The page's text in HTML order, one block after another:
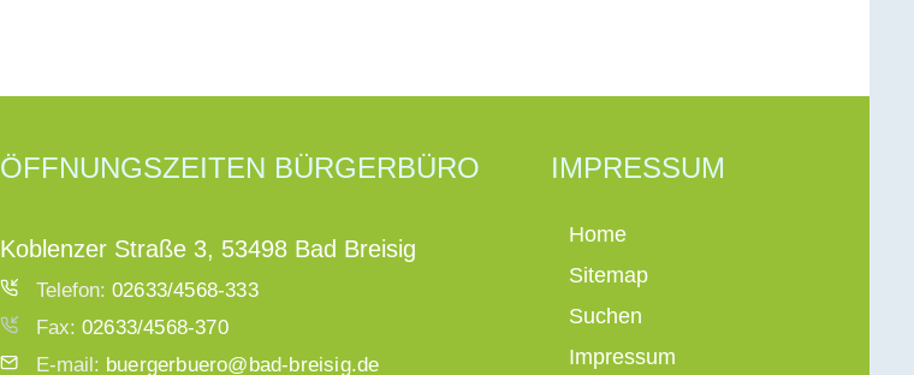
ÖFFNUNGSZEITEN BÜRGERBÜRO
Koblenzer Straße 3, 53498 Bad Breisig
Telefon: 02633/4568-333
Fax: 02633/4568-370
E-mail: buergerbuero@bad-breisig.de
IMPRESSUM
Home
Sitemap
Suchen
Impressum